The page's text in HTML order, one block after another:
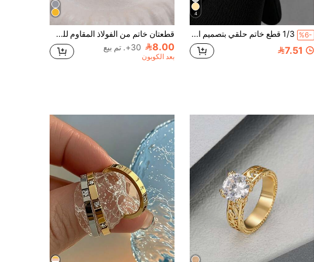
4
%6- 1/3 قطع خاتم حلقي بتصميم البرسيم من الفولاذ المقاوم للصدأ مطلي بالذهب عيار 18 قيراط، أنيق وفاخر، مع مجموعة خواتم دائرية بتصميم البرسيم النجمي من النحاس مطلي بالذهب عيار 16 قيراط، مناسب لارتداء النساء اليومي، هدية ذكرى سنوية، زفاف، عيد ميلاد، خيار مثالي للصديقة والأم
7.51
قطعتان خاتم من الفولاذ المقاوم للصدأ مطلي بالذهب عيار 18 قيراط بشكل أربع ورقات البرسيم المرصع بالماس، خواتم أنيقة وأنيقة للنساء، مناسبة للارتداء اليومي، يمكن ارتداؤها بشكل منفصل أو مكدسة، هدية رائعة للصديقة أو الزوجة أو العائلة
8.00 30+. تم بيع
بعد الكوبون